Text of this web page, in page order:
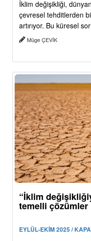
İklim değişikliği,
çevresel tehditlerden
artırıyor. Bu küresel
Müge ÇEVİK
“İklim
temelli çözümler
EYLÜL-EKİM 2025 /